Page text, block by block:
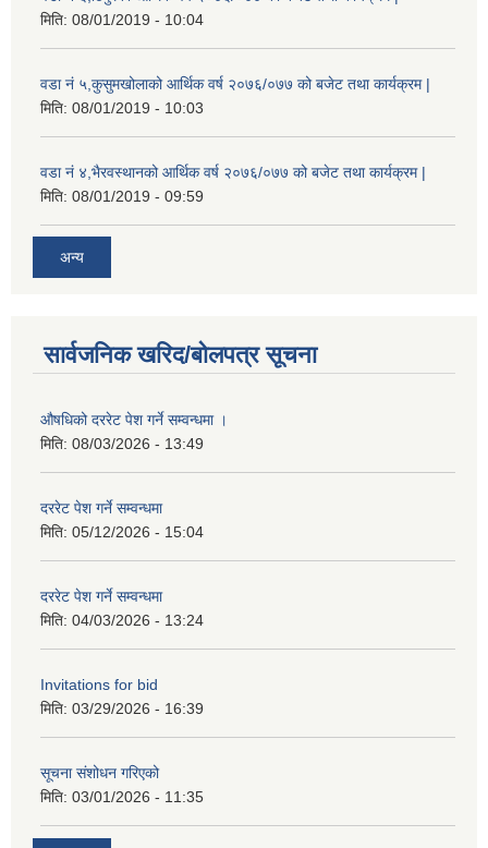
मिति: 08/01/2019 - 10:04
वडा नं ५,कुसुमखोलाको आर्थिक वर्ष २०७६/०७७ को बजेट तथा कार्यक्रम |
मिति: 08/01/2019 - 10:03
वडा नं ४,भैरवस्थानको आर्थिक वर्ष २०७६/०७७ को बजेट तथा कार्यक्रम |
मिति: 08/01/2019 - 09:59
अन्य
सार्वजनिक खरिद/बोलपत्र सूचना
औषधिको दररेट पेश गर्ने सम्वन्धमा ।
मिति: 08/03/2026 - 13:49
दररेट पेश गर्ने सम्वन्धमा
मिति: 05/12/2026 - 15:04
दररेट पेश गर्ने सम्वन्धमा
मिति: 04/03/2026 - 13:24
Invitations for bid
मिति: 03/29/2026 - 16:39
सूचना संशोधन गरिएको
मिति: 03/01/2026 - 11:35